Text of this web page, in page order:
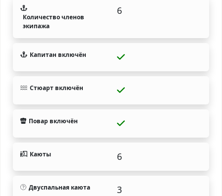
Количество членов
экипажа
6
Капитан включён
Стюарт включён
Повар включён
Каюты 6
Двуспальная каюта 3